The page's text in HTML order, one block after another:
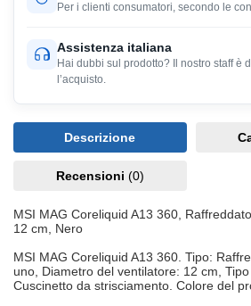
Per i clienti consumatori, secondo le
Assistenza italiana
Hai dubbi sul prodotto? Il nostro staff è
l’acquisto.
Descrizione
Recensioni (0)
MSI MAG Coreliquid A13 360,
12 cm, Nero
MSI MAG Coreliquid A13 360. Tipo:
uno, Diametro del ventilatore: 12 cm,
Cuscinetto da strisciamento. Colore del